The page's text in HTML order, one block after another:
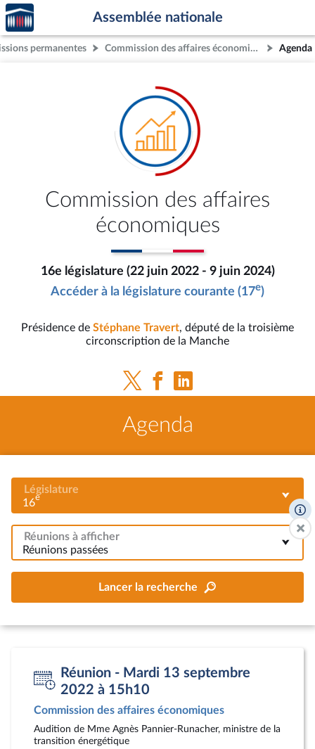
Aller au contenu
Aller en bas de la page
Accèder
à la
page
d'accueil
Assemblée nationale
permanentes Commission des affaires économiques Agenda
Commission des affaires
économiques
16e législature (22 juin 2022 - 9 juin 2024)
Accéder à la législature courante (17e)
Présidence de Stéphane Travert, député de la troisième
circonscription de la Manche
Agenda
Législature
16e
Réunions à afficher
Réunions passées
Lancer la recherche
Réunion - Mardi 13 septembre
2022 à 15h10
Commission des affaires économiques
Audition de Mme Agnès Pannier-Runacher, ministre de la
transition énergétique